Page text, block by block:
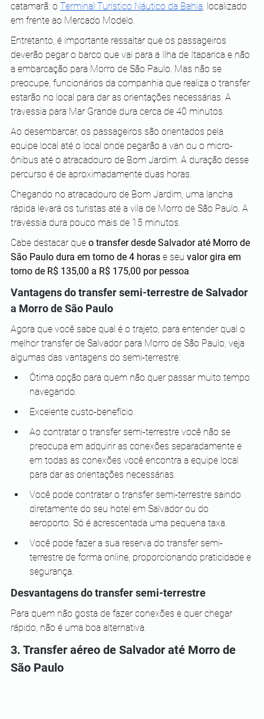
catamarã: o Terminal Turístico Náutico da Bahia, localizado
em frente ao Mercado Modelo.
Entretanto, é importante ressaltar que os passageiros
deverão pegar o barco que vai para a Ilha de Itaparica e não
a embarcação para Morro de São Paulo. Mas não se
preocupe, funcionários da companhia que realiza o transfer
estarão no local para dar as orientações necessárias. A
travessia para Mar Grande dura cerca de 40 minutos.
Ao desembarcar, os passageiros são orientados pela
equipe local até o local onde pegarão a van ou o micro-
ônibus até o atracadouro de Bom Jardim. A duração desse
percurso é de aproximadamente duas horas.
Chegando no atracadouro de Bom Jardim, uma lancha
rápida levará os turistas até a vila de Morro de São Paulo. A
travessia dura pouco mais de 15 minutos.
Cabe destacar que o transfer desde Salvador até Morro de
São Paulo dura em torno de 4 horas e seu valor gira em
torno de R$ 135,00 a R$ 175,00 por pessoa.
Vantagens do transfer semi-terrestre de Salvador
a Morro de São Paulo
Agora que você sabe qual é o trajeto, para entender qual o
melhor transfer de Salvador para Morro de São Paulo, veja
algumas das vantagens do semi-terrestre:
Ótima opção para quem não quer passar muito tempo
navegando.
Excelente custo-benefício.
Ao contratar o transfer semi-terrestre você não se
preocupa em adquirir as conexões separadamente e
em todas as conexões você encontra a equipe local
para dar as orientações necessárias.
Você pode contratar o transfer semi-terrestre saindo
diretamente do seu hotel em Salvador ou do
aeroporto. Só é acrescentada uma pequena taxa.
Você pode fazer a sua reserva do transfer semi-
terrestre de forma online, proporcionando praticidade e
segurança.
Desvantagens do transfer semi-terrestre
Para quem não gosta de fazer conexões e quer chegar
rápido, não é uma boa alternativa.
3. Transfer aéreo de Salvador até Morro de
São Paulo